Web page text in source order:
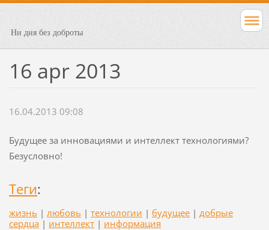
Ни дня без доброты
16 apr 2013
16.04.2013 09:08
Будущее за инновациями и интеллект технологиями?
Безусловно!
Теги:
жизнь | любовь | технологии | будущее | добрые
сердца | интеллект | информация